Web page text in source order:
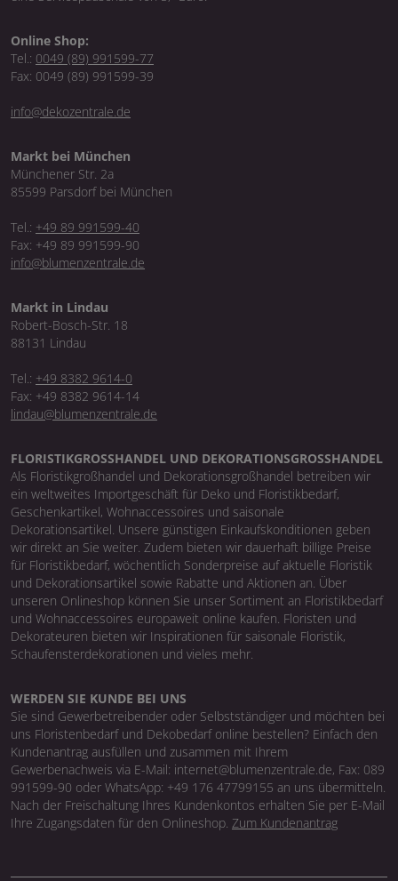
Online Shop:
Tel.: 0049 (89) 991599-77
Fax: 0049 (89) 991599-39
info@dekozentrale.de
Markt bei München
Münchener Str. 2a
85599 Parsdorf bei München
Tel.: +49 89 991599-40
Fax: +49 89 991599-90
info@blumenzentrale.de
Markt in Lindau
Robert-Bosch-Str. 18
88131 Lindau
Tel.: +49 8382 9614-0
Fax: +49 8382 9614-14
lindau@blumenzentrale.de
FLORISTIKGROSSHANDEL UND DEKORATIONSGROSSHANDEL
Als Floristikgroßhandel und Dekorationsgroßhandel betreiben wir
ein weltweites Importgeschäft für Deko und Floristikbedarf,
Geschenkartikel, Wohnaccessoires und saisonale
Dekorationsartikel. Unsere günstigen Einkaufskonditionen geben
wir direkt an Sie weiter. Zudem bieten wir dauerhaft billige Preise
für Floristikbedarf, wöchentlich Sonderpreise auf aktuelle Floristik
und Dekorationsartikel sowie Rabatte und Aktionen an. Über
unseren Onlineshop können Sie unser Sortiment an Floristikbedarf
und Wohnaccessoires europaweit online kaufen. Floristen und
Dekorateuren bieten wir Inspirationen für saisonale Floristik,
Schaufensterdekorationen und vieles mehr.
WERDEN SIE KUNDE BEI UNS
Sie sind Gewerbetreibender oder Selbstständiger und möchten bei
uns Floristenbedarf und Dekobedarf online bestellen? Einfach den
Kundenantrag ausfüllen und zusammen mit Ihrem
Gewerbenachweis via E-Mail: internet@blumenzentrale.de, Fax: 089
991599-90 oder WhatsApp: +49 176 47799155 an uns übermitteln.
Nach der Freischaltung Ihres Kundenkontos erhalten Sie per E-Mail
Ihre Zugangsdaten für den Onlineshop. Zum Kundenantrag